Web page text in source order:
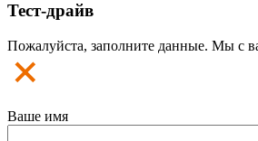
Тест-драйв
Пожалуйста, заполните данные. Мы с
Ваше имя